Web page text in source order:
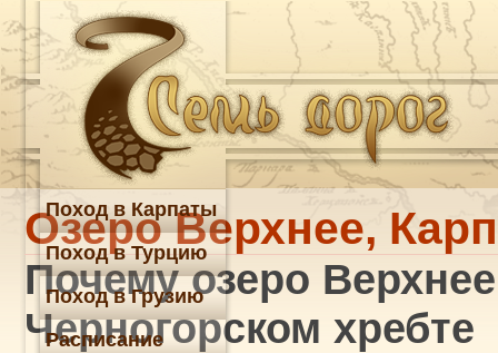
Озеро Верхнее,
Почему озеро
Черногорском хребте
Поход в Карпаты
Поход в Турцию
Поход в Грузию
Расписание